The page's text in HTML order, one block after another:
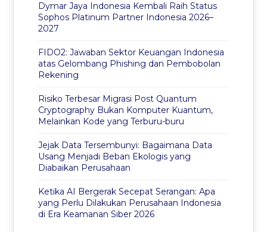
Dymar Jaya Indonesia Kembali Raih Status
Sophos Platinum Partner Indonesia 2026–
2027
FIDO2: Jawaban Sektor Keuangan Indonesia
atas Gelombang Phishing dan Pembobolan
Rekening
Risiko Terbesar Migrasi Post Quantum
Cryptography Bukan Komputer Kuantum,
Melainkan Kode yang Terburu-buru
Jejak Data Tersembunyi: Bagaimana Data
Usang Menjadi Beban Ekologis yang
Diabaikan Perusahaan
Ketika AI Bergerak Secepat Serangan: Apa
yang Perlu Dilakukan Perusahaan Indonesia
di Era Keamanan Siber 2026